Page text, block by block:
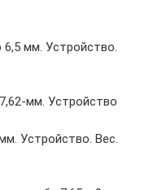
мм. Устройство.
мм. Устройство
Устройство. Вес.